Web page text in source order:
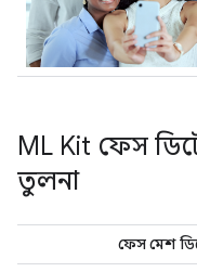
ML Kit ফেস
তুলনা
ফেস মেশ